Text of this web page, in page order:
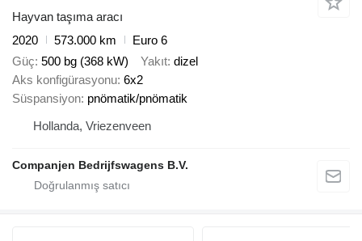
Hayvan taşıma aracı
2020
573.000 km
Euro 6
Güç 500 bg (368 kW) Yakıt dizel
Aks konfigürasyonu 6x2
Süspansiyon pnömatik/pnömatik
Hollanda, Vriezenveen
Companjen Bedrijfswagens B.V.